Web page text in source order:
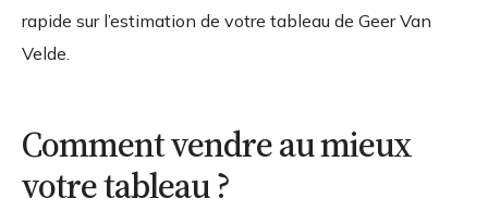
rapide sur l’estimation de votre tableau de Geer Van
Velde.
Comment vendre au mieux
votre tableau ?